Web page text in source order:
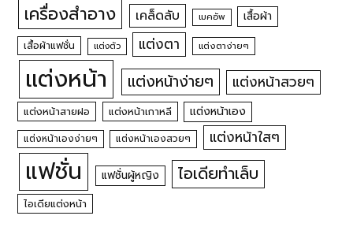
เครื่องสำอาง เคล็ดลับ เมคอัพ เสื้อผ้า
เสื้อผ้าแฟชั่น แต่งตัว แต่งตา แต่งตาง่ายๆ
แต่งหน้า แต่งหน้าง่ายๆ แต่งหน้าสวยๆ
แต่งหน้าสายฝอ แต่งหน้าเกาหลี แต่งหน้าเอง
แต่งหน้าเองง่ายๆ แต่งหน้าเองสวยๆ แต่งหน้าใสๆ
แฟชั่น แฟชั่นผู้หญิง ไอเดียทำเล็บ
ไอเดียแต่งหน้า